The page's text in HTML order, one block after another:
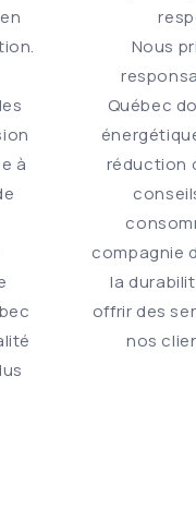
à
Nous
Québec
réduction
compagnie
la
offrir des
nos